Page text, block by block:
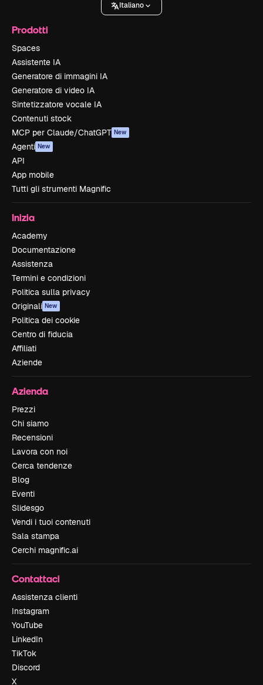
Italiano
Prodotti
Spaces
Assistente IA
Generatore di immagini IA
Generatore di video IA
Sintetizzatore vocale IA
Contenuti stock
MCP per Claude/ChatGPT New
Agenti New
API
App mobile
Tutti gli strumenti Magnific
Inizia
Academy
Documentazione
Assistenza
Termini e condizioni
Politica sulla privacy
Originali New
Politica dei cookie
Centro di fiducia
Affiliati
Aziende
Azienda
Prezzi
Chi siamo
Recensioni
Lavora con noi
Cerca tendenze
Blog
Eventi
Slidesgo
Vendi i tuoi contenuti
Sala stampa
Cerchi magnific.ai
Contattaci
Assistenza clienti
Instagram
YouTube
LinkedIn
TikTok
Discord
X